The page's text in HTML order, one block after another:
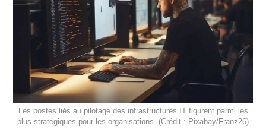
Les postes liés au pilotage des infrastructures IT figurent parmi les
plus stratégiques pour les organisations. (Crédit : Pixabay/Franz26)